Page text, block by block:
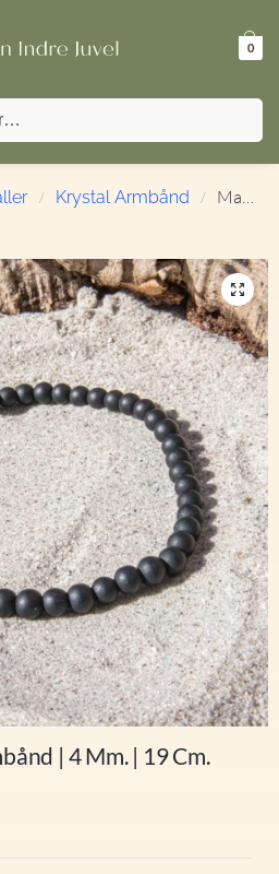
0
ved køb over 499,- | ⭐ TrustPilot 4,9 / 5
/ Krystal Armbånd / Mat Sort Onyx | Armbånd | 4 mm. | 19 cm.
| 4 Mm. | 19 Cm.